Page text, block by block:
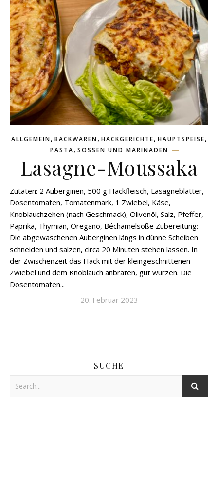
ALLGEMEIN, BACKWAREN, HACKGERICHTE, HAUPTSPEISE,
PASTA, SOSSEN UND MARINADEN
Lasagne-Moussaka
Zutaten: 2 Auberginen, 500 g Hackfleisch, Lasagneblätter,
Dosentomaten, Tomatenmark, 1 Zwiebel, Käse,
Knoblauchzehen (nach Geschmack), Olivenöl, Salz, Pfeffer,
Paprika, Thymian, Oregano, Béchamelsoße Zubereitung:
Die abgewaschenen Auberginen längs in dünne Scheiben
schneiden und salzen, circa 20 Minuten stehen lassen. In
der Zwischenzeit das Hack mit der kleingeschnittenen
Zwiebel und dem Knoblauch anbraten, gut würzen. Die
Dosentomaten...
20. Februar 2023
SUCHE